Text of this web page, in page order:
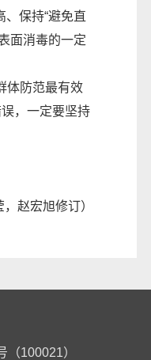
、保持“避免直
面消毒的一定
体防范最有效
，一定要坚持
，赵宏旭修订）
100021）